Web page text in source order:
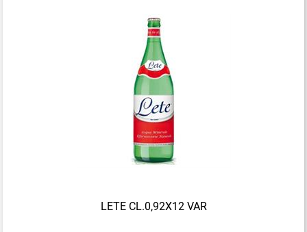
LETE CL.0,92X12 VAR